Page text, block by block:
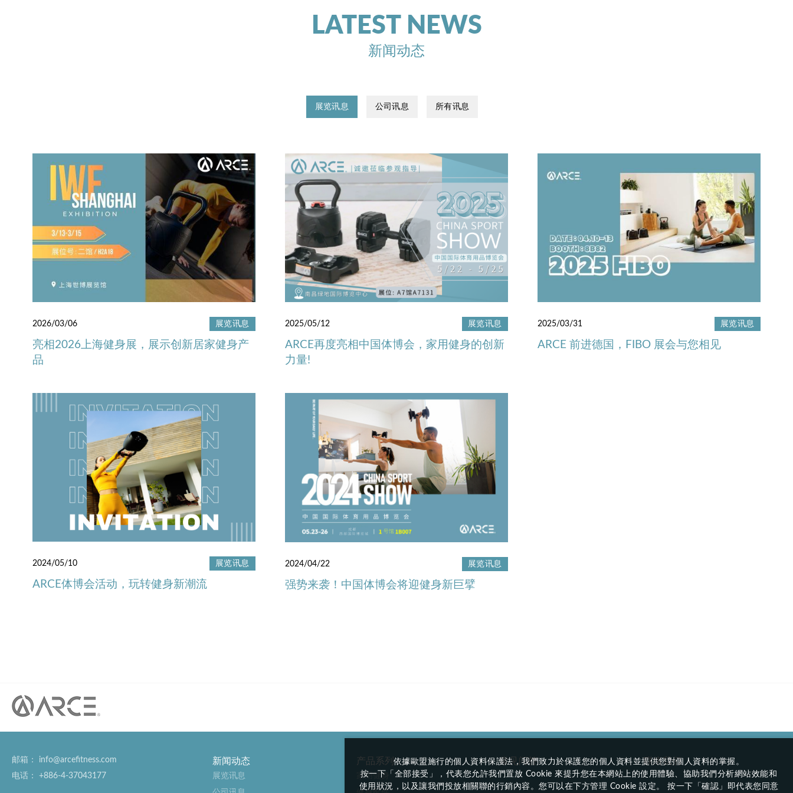
LATEST NEWS
新闻动态
展览讯息 公司讯息 所有讯息
2026/03/06 展览讯息
亮相2026上海健身展，展示创新居家健身产
品
2025/05/12 展览讯息
ARCE再度亮相中国体博会，家用健身的创新
力量!
2025/03/31 展览讯息
ARCE 前进德国，FIBO 展会与您相见
2024/05/10 展览讯息
ARCE体博会活动，玩转健身新潮流
2024/04/22 展览讯息
强势来袭！中国体博会将迎健身新巨擘
邮箱：
info@arcefitness.com
电话：
+886-4-37043177
新闻动态
展览讯息
产品系列
家用健身
常见问答 联络我们
依據歐盟施行的個人資料保護法，我們致力於保護您的個人資料並提供您對個人資料的掌握。
按一下「全部接受」，代表您允許我們置放 Cookie 來提升您在本網站上的使用體驗、協助我們分析網站效能和
使用狀況，以及讓我們投放相關聯的行銷內容。您可以在下方管理 Cookie 設定。 按一下「確認」即代表您同意